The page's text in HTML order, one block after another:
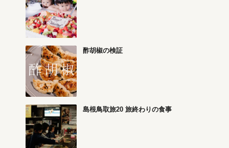
酢胡椒の検証
島根鳥取旅20 旅終わりの食事